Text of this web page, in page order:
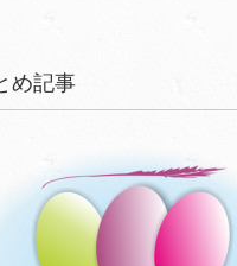
め記事